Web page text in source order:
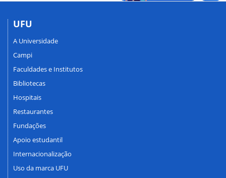
UFU
A Universidade
Campi
Faculdades e Institutos
Bibliotecas
Hospitais
Restaurantes
Fundações
Apoio estudantil
Internacionalização
Uso da marca UFU